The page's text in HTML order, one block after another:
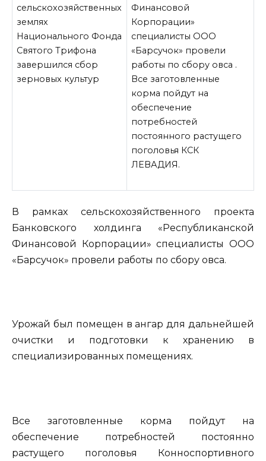
Финансовой
Корпорации»
специалисты ООО
«Барсучок» провели
работы по сбору овса .
Все заготовленные
корма пойдут на
обеспечение
потребностей
постоянного растущего
поголовья КСК
ЛЕВАДИЯ.
В рамках сельскохозяйственного проекта
Банковского холдинга «Республиканской
Финансовой Корпорации» специалисты ООО
«Барсучок» провели работы по сбору овса.
Урожай был помещен в ангар для дальнейшей
очистки и подготовки к хранению в
специализированных помещениях.
Все заготовленные корма пойдут на
обеспечение потребностей постоянно
растущего поголовья Конноспортивного